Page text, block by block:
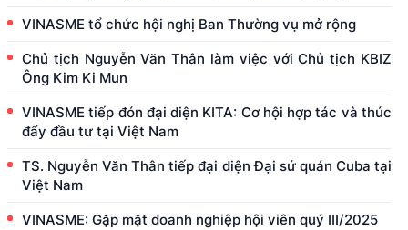
VINASME tổ chức hội nghị Ban Thường vụ mở rộng
Chủ tịch Nguyễn Văn Thân làm việc với Chủ tịch KBIZ
Ông Kim Ki Mun
VINASME tiếp đón đại diện KITA: Cơ hội hợp tác và thúc
đẩy đầu tư tại Việt Nam
TS. Nguyễn Văn Thân tiếp đại diện Đại sứ quán Cuba tại
Việt Nam
VINASME: Gặp mặt doanh nghiệp hội viên quý III/2025